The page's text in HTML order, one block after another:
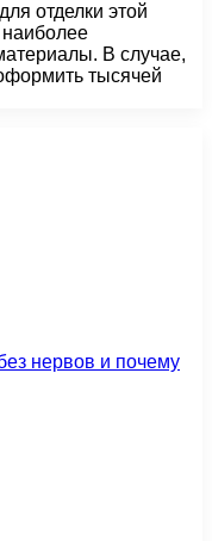
отделки этой
В случае,
тысячей
нервов и почему